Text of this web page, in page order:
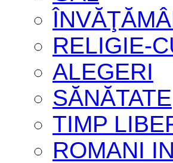
RELIGIE-
ALEGERI
SĂNĂTATE
TIMP
ROMANI